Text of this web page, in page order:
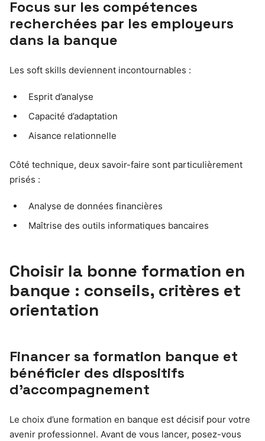
Focus sur les compétences
recherchées par les employeurs
dans la banque
Les soft skills deviennent incontournables :
Esprit d’analyse
Capacité d’adaptation
Aisance relationnelle
Côté technique, deux savoir-faire sont particulièrement
prisés :
Analyse de données financières
Maîtrise des outils informatiques bancaires
Choisir la bonne formation en
banque : conseils, critères et
orientation
Financer sa formation banque et
bénéficier des dispositifs
d’accompagnement
Le choix d’une formation en banque est décisif pour votre
avenir professionnel. Avant de vous lancer, posez-vous